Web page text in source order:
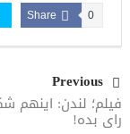
Share 0
Previous
فیلم؛ لندن: اینهم
رای بده!